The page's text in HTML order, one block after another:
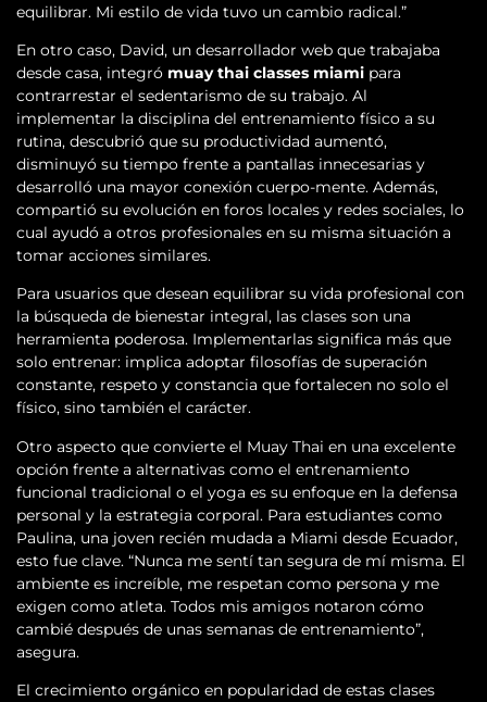
equilibrar. Mi estilo de vida tuvo un cambio radical.”
En otro caso, David, un desarrollador web que trabajaba
desde casa, integró muay thai classes miami para
contrarrestar el sedentarismo de su trabajo. Al
implementar la disciplina del entrenamiento físico a su
rutina, descubrió que su productividad aumentó,
disminuyó su tiempo frente a pantallas innecesarias y
desarrolló una mayor conexión cuerpo-mente. Además,
compartió su evolución en foros locales y redes sociales, lo
cual ayudó a otros profesionales en su misma situación a
tomar acciones similares.
Para usuarios que desean equilibrar su vida profesional con
la búsqueda de bienestar integral, las clases son una
herramienta poderosa. Implementarlas significa más que
solo entrenar: implica adoptar filosofías de superación
constante, respeto y constancia que fortalecen no solo el
físico, sino también el carácter.
Otro aspecto que convierte el Muay Thai en una excelente
opción frente a alternativas como el entrenamiento
funcional tradicional o el yoga es su enfoque en la defensa
personal y la estrategia corporal. Para estudiantes como
Paulina, una joven recién mudada a Miami desde Ecuador,
esto fue clave. “Nunca me sentí tan segura de mí misma. El
ambiente es increíble, me respetan como persona y me
exigen como atleta. Todos mis amigos notaron cómo
cambié después de unas semanas de entrenamiento”,
asegura.
El crecimiento orgánico en popularidad de estas clases